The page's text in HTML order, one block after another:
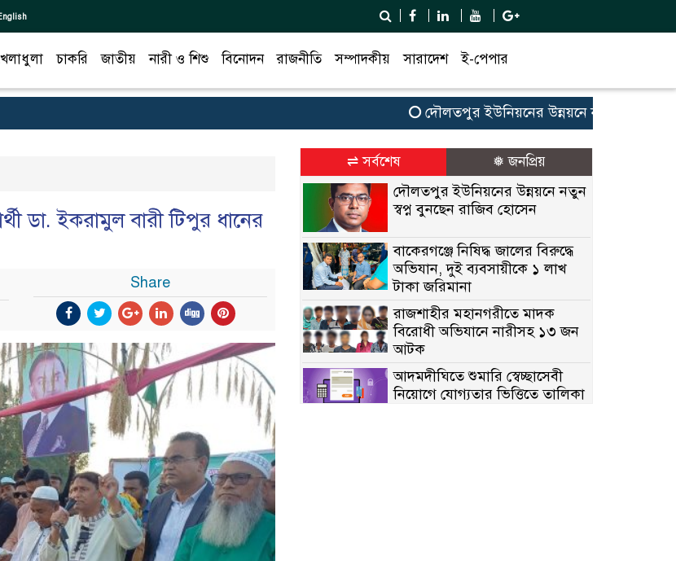
চাকরি জাতীয় নারী ও শিশু বিনোদন রাজনীতি সম্পাদকীয় সারাদেশ ই-পেপার
দৌলতপুর ইউনিয়নের উন্নয়নে নতুন স্বপ্ন বুনছেন
ডা. ইকরামুল বারী টিপুর ধানের
Share
⇌ সর্বশেষ ❅ জনপ্রিয়
দৌলতপুর ইউনিয়নের উন্নয়নে নতুন
স্বপ্ন বুনছেন রাজিব হোসেন
বাকেরগঞ্জে নিষিদ্ধ জালের বিরুদ্ধে
অভিযান, দুই ব্যবসায়ীকে ১ লাখ
টাকা জরিমানা
রাজশাহীর মহানগরীতে মাদক
বিরোধী অভিযানে নারীসহ ১৩ জন
আটক
আদমদীঘিতে শুমারি স্বেচ্ছাসেবী
নিয়োগে যোগ্যতার ভিত্তিতে তালিকা